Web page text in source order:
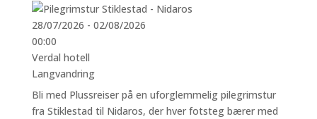
28/07/2026 - 02/08/2026
00:00
Verdal hotell
Langvandring
Bli med Plussreiser på en uforglemmelig pilegrimstur
fra Stiklestad til Nidaros, der hver fotsteg bærer med